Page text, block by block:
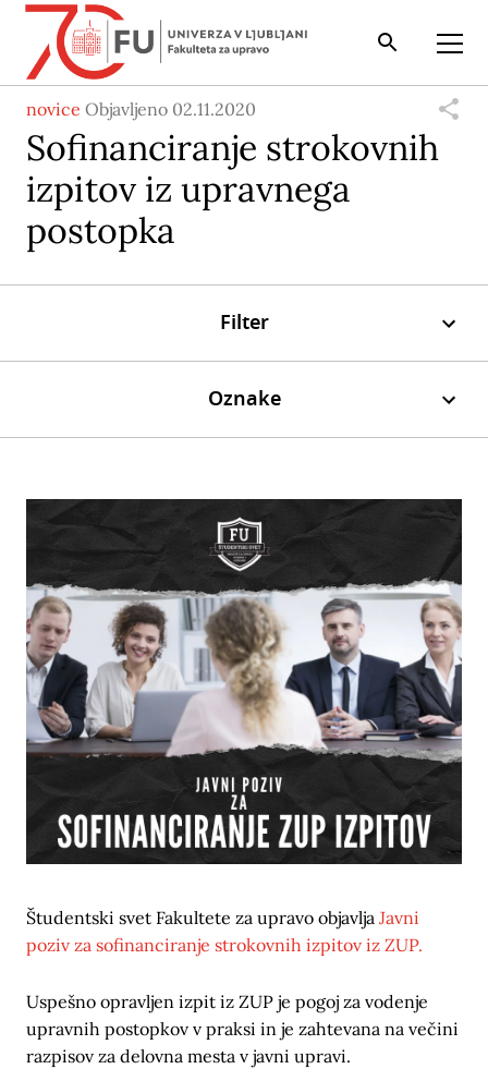
Iskalnik Odpri
novice Objavljeno 02.11.2020
Sofinanciranje strokovnih
izpitov iz upravnega
postopka
Filter
Oznake
Študentski svet Fakultete za upravo objavlja Javni
poziv za sofinanciranje strokovnih izpitov iz ZUP.
Uspešno opravljen izpit iz ZUP je pogoj za vodenje
upravnih postopkov v praksi in je zahtevana na večini
razpisov za delovna mesta v javni upravi.